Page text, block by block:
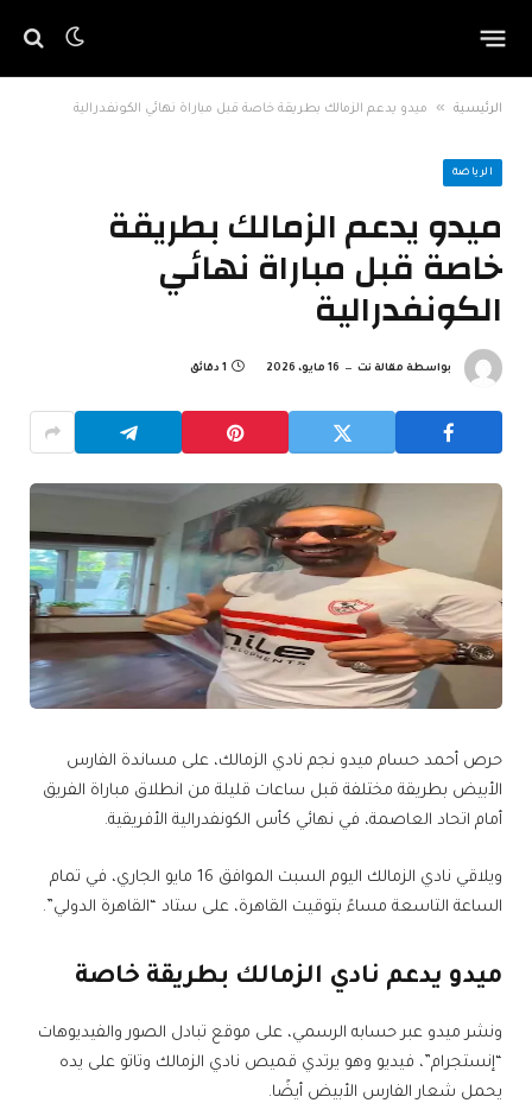
الرئيسية » ميدو يدعم الزمالك بطريقة خاصة قبل مباراة نهائي الكونفدرالية
الرياضة
ميدو يدعم الزمالك بطريقة
خاصة قبل مباراة نهائي
الكونفدرالية
بواسطة مقالة نت 16 مايو، 2026 1 دقائق
حرص أحمد حسام ميدو نجم نادي الزمالك، على مساندة الفارس
الأبيض بطريقة مختلفة قبل ساعات قليلة من انطلاق مباراة الفريق
أمام اتحاد العاصمة، في نهائي كأس الكونفدرالية الأفريقية.
ويلاقي نادي الزمالك اليوم السبت الموافق 16 مايو الجاري، في تمام
الساعة التاسعة مساءً بتوقيت القاهرة، على ستاد “القاهرة الدولي”.
ميدو يدعم نادي الزمالك بطريقة خاصة
ونشر ميدو عبر حسابه الرسمي، على موقع تبادل الصور والفيديوهات
“إنستجرام”، فيديو وهو يرتدي قميص نادي الزمالك وتاتو على يده
يحمل شعار الفارس الأبيض أيضًا.